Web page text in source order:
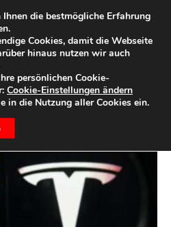
die bestmögliche Erfahrung
Cookies, damit die Webseite
hinaus nutzen wir auch
persönlichen Cookie-
Cookie-Einstellungen ändern
in die Nutzung aller Cookies ein.